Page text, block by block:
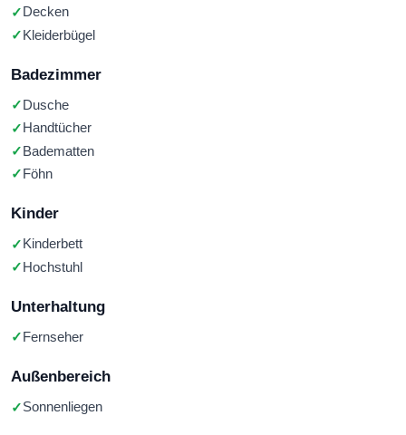
Decken
Kleiderbügel
Badezimmer
Dusche
Handtücher
Badematten
Föhn
Kinder
Kinderbett
Hochstuhl
Unterhaltung
Fernseher
Außenbereich
Sonnenliegen